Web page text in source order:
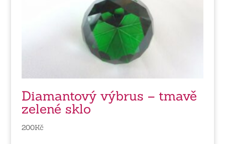
Diamantový výbrus – tmavě
zelené sklo
200Kč